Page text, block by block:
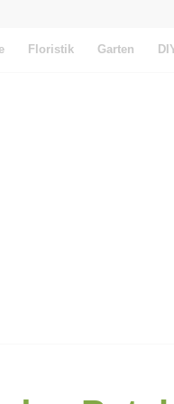
Floristik Garten